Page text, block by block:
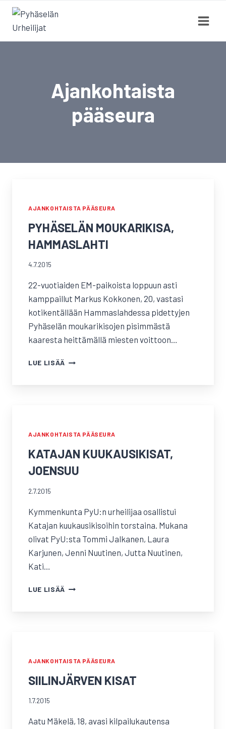
Siirry
sisältöön
Ajankohtaista
pääseura
AJANKOHTAISTA PÄÄSEURA
PYHÄSELÄN MOUKARIKISA,
HAMMASLAHTI
4.7.2015
22-vuotiaiden EM-paikoista loppuun asti
kamppaillut Markus Kokkonen, 20, vastasi
kotikentällään Hammaslahdessa pidettyjen
Pyhäselän moukarikisojen pisimmästä
kaaresta heittämällä miesten voittoon…
LUE LISÄÄ PYHÄSELÄN
AJANKOHTAISTA PÄÄSEURA
KATAJAN KUUKAUSIKISAT,
JOENSUU
2.7.2015
Kymmenkunta PyU:n urheilijaa osallistui
Katajan kuukausikisoihin torstaina. Mukana
olivat PyU:sta Tommi Jalkanen, Laura
Karjunen, Jenni Nuutinen, Jutta Nuutinen,
Kati…
LUE LISÄÄ KATAJAN
AJANKOHTAISTA PÄÄSEURA
SIILINJÄRVEN KISAT
1.7.2015
Aatu Mäkelä, 18, avasi kilpailukautensa